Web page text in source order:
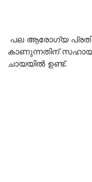
പല ആരോഗ്യ
കാണുന്നതിന്
ചായയില്‍ ഉണ്ട്.